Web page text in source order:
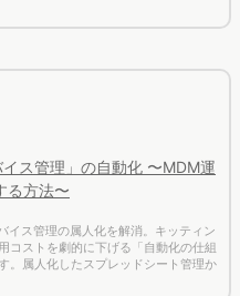
る方法〜
ス管理の属人化を解消。キッティン
コストを劇的に下げる「自動化の仕組
。属人化したスプレッドシート管理か